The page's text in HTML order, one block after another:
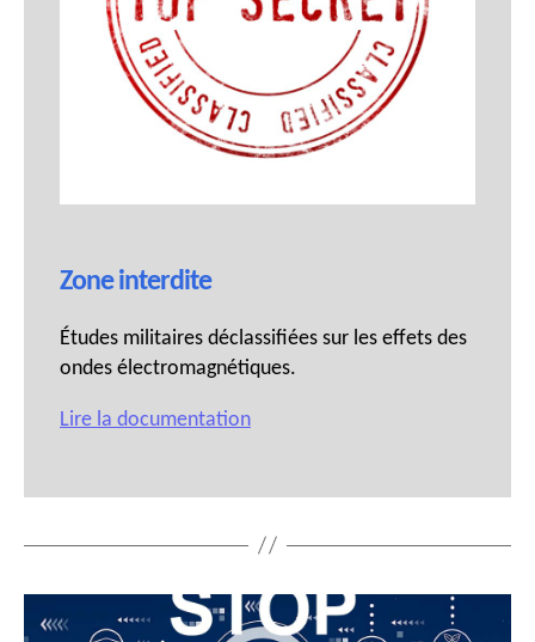
Zone interdite
Études militaires déclassifiées sur les effets des
ondes électromagnétiques.
Lire la documentation